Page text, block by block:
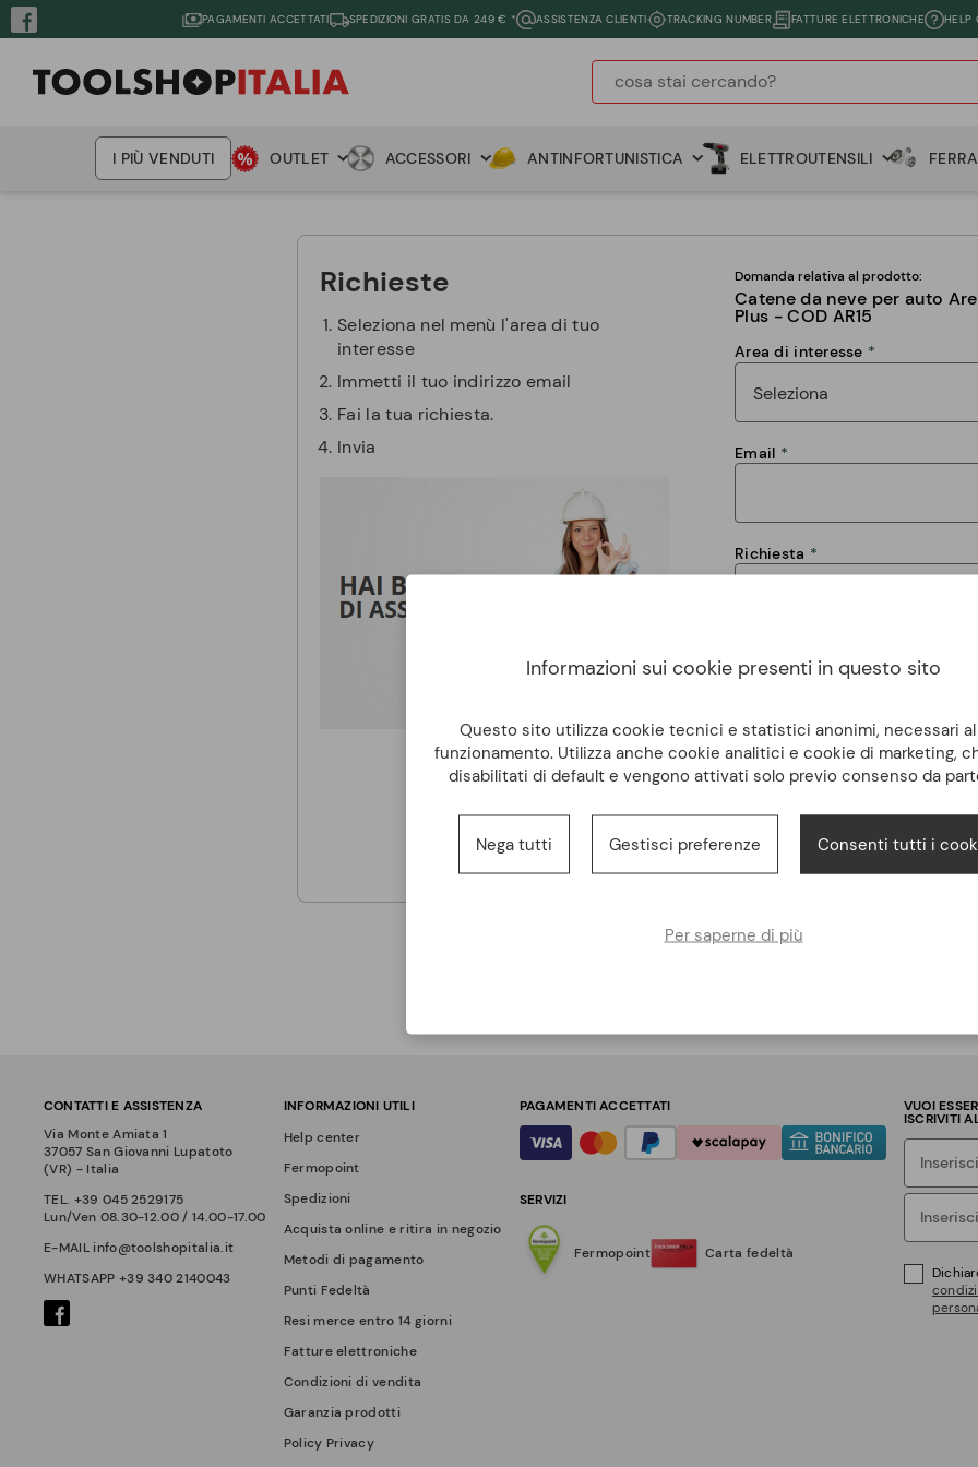
PAGAMENTI ACCETTATI SPEDIZIONI GRATIS DA 249 € * ASSISTENZA CLIENTI TRACKING NUMBER FATTURE ELETTRONICHE HELP
I PIÙ VENDUTI OUTLET ACCESSORI ANTINFORTUNISTICA ELETTROUTENSILI
Richieste
Seleziona nel menù l'area di tuo
interesse
Immetti il tuo indirizzo email
Fai la tua richiesta.
Invia
Domanda relativa al prodotto:
Catene da neve per auto
Plus - COD AR15
Area di interesse
Email
Richiesta
Dichiaro di avere letto e di
trattamento dei dati personali
INVIA
CONTATTI E ASSISTENZA
Via Monte Amiata 1
37057 San Giovanni Lupatoto
(VR) - Italia
TEL. +39 045 2529175
Lun/Ven 08.30-12.00 / 14.00-17.00
E-MAIL info@toolshopitalia.it
WHATSAPP +39 340 2140043
INFORMAZIONI UTILI
Help center
Fermopoint
Spedizioni
Acquista online e ritira in negozio
Metodi di pagamento
Punti Fedeltà
Resi merce entro 14 giorni
Fatture elettroniche
Condizioni di vendita
Garanzia prodotti
Policy Privacy
PAGAMENTI ACCETTATI
SERVIZI
Fermopoint Carta fedeltà
VUOI
ISCRIVITI
Informazioni sui cookie presenti in questo sito
Questo sito utilizza cookie tecnici e statistici anonimi, necessari
funzionamento. Utilizza anche cookie analitici e cookie di marketing,
disabilitati di default e vengono attivati solo previo consenso da
Nega tutti Gestisci preferenze Consenti tutti i
Per saperne di più